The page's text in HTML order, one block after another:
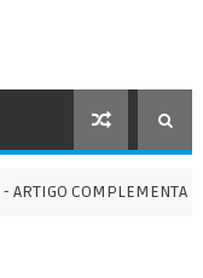
COMPLEMENTAR II - 22/